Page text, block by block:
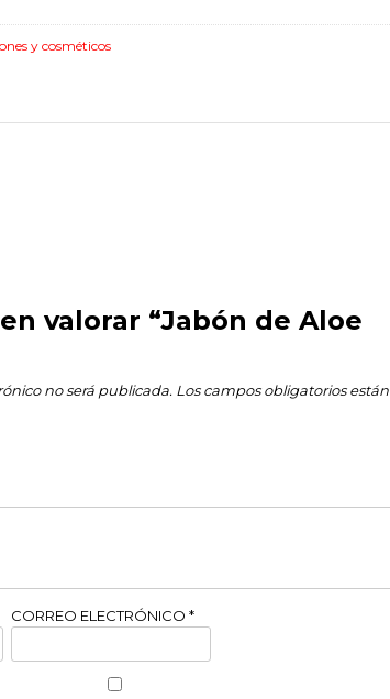
y cosméticos
valorar “Jabón de Aloe
no será publicada. Los campos obligatorios están
CORREO ELECTRÓNICO *